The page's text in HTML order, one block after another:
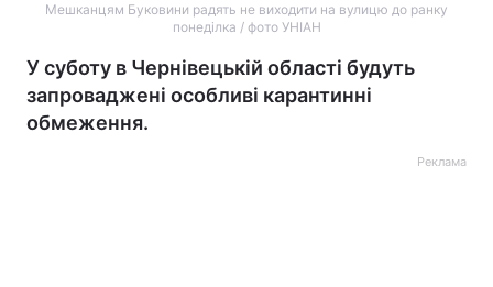
Мешканцям Буковини радять не виходити на вулицю до ранку
понеділка / фото УНІАН
У суботу в Чернівецькій області будуть
запроваджені особливі карантинні
обмеження.
Реклама